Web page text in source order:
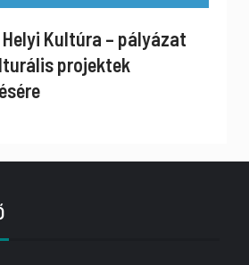
Kultúra – pályázat
projektek